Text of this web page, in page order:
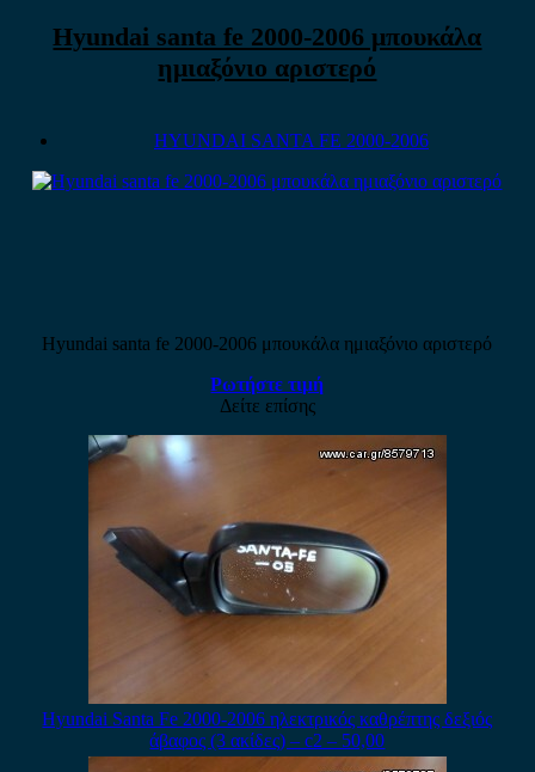
Hyundai santa fe 2000-2006 μπουκάλα
ημιαξόνιο αριστερό
HYUNDAI SANTA FE 2000-2006
Hyundai santa fe 2000-2006 μπουκάλα ημιαξόνιο αριστερό
Ρωτήστε τιμή
Δείτε επίσης
Hyundai Santa Fe 2000-2006 ηλεκτρικός καθρέπτης δεξιός
άβαφος (3 ακίδες) – c2 – 50,00